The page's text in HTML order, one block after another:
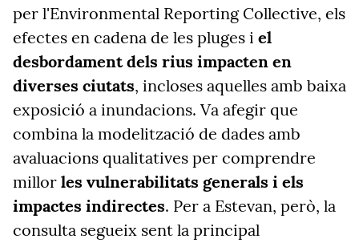
per l'Environmental Reporting Collective, els
efectes en cadena de les pluges i el
desbordament dels rius impacten en
diverses ciutats, incloses aquelles amb baixa
exposició a inundacions. Va afegir que
combina la modelització de dades amb
avaluacions qualitatives per comprendre
millor les vulnerabilitats generals i els
impactes indirectes. Per a Estevan, però, la
consulta segueix sent la principal